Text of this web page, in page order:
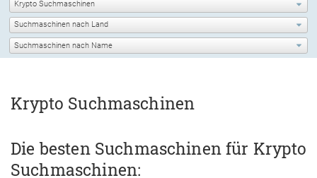
Krypto Suchmaschinen
Die besten Suchmaschinen für Krypto
Suchmaschinen: